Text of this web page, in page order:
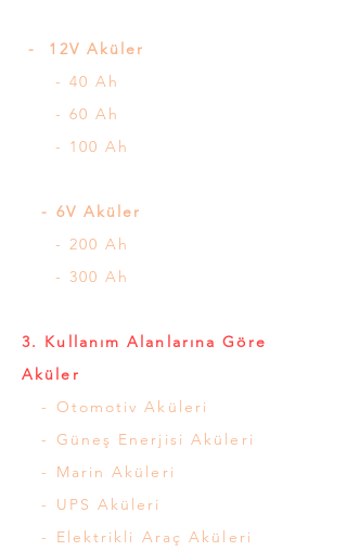
- 12V Aküler
- 40 Ah
- 60 Ah
- 100 Ah
- 6V Aküler
- 200 Ah
- 300 Ah
3. Kullanım Alanlarına Göre
Aküler
- Otomotiv Aküleri
- Güneş Enerjisi Aküleri
- Marin Aküleri
- UPS Aküleri
- Elektrikli Araç Aküleri